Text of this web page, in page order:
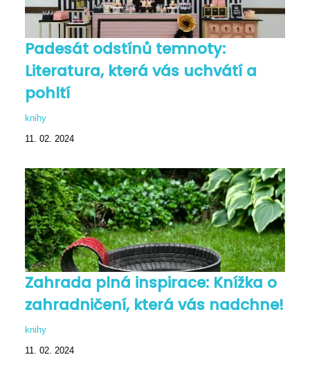
Padesát odstínů temnoty:
Literatura, která vás uchvátí a
pohltí
knihy
11. 02. 2024
Zahrada plná inspirace: Knížka o
zahradničení, která vás nadchne!
knihy
11. 02. 2024